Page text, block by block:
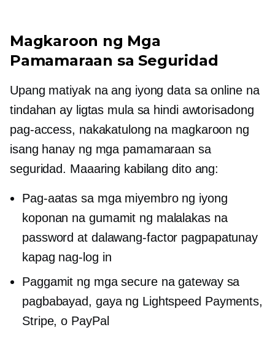
Magkaroon ng Mga
Pamamaraan sa Seguridad
Upang matiyak na ang iyong data sa online na
tindahan ay ligtas mula sa hindi awtorisadong
pag-access, nakakatulong na magkaroon ng
isang hanay ng mga pamamaraan sa
seguridad. Maaaring kabilang dito ang:
Pag-aatas sa mga miyembro ng iyong
koponan na gumamit ng malalakas na
password at dalawang-factor pagpapatunay
kapag nag-log in
Paggamit ng mga secure na gateway sa
pagbabayad, gaya ng Lightspeed Payments,
Stripe, o PayPal